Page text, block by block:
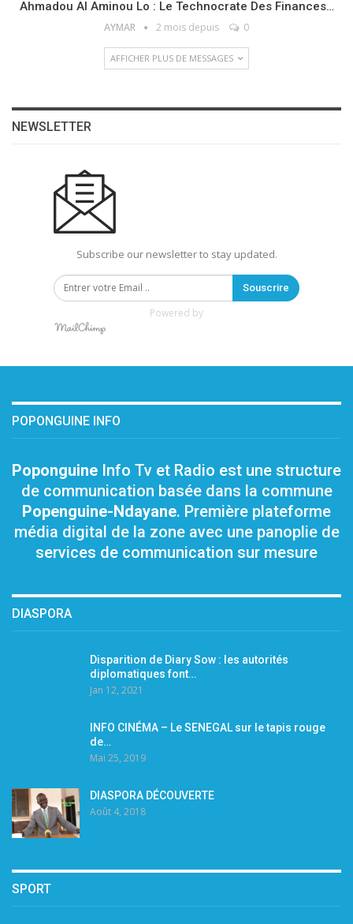
Ahmadou Al Aminou Lo : Le Technocrate Des Finances…
AYMAR 2 mois depuis 0
AFFICHER PLUS DE MESSAGES
NEWSLETTER
Subscribe our newsletter to stay updated.
Souscrire
Powered by
POPONGUINE INFO
Poponguine Info Tv et Radio est une structure
de communication basée dans la commune
Popenguine-Ndayane. Première plateforme
média digital de la zone avec une panoplie de
services de communication sur mesure
DIASPORA
Disparition de Diary Sow : les autorités
diplomatiques font…
Jan 12, 2021
INFO CINÉMA – Le SENEGAL sur le tapis rouge
de…
Mai 25, 2019
DIASPORA DÉCOUVERTE
Août 4, 2018
SPORT